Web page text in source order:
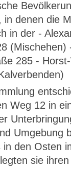
denen die
in der -
285 -
Weg 12 in
Umgebung
den Osten
sie